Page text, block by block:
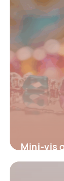
Mini-vis
ce que